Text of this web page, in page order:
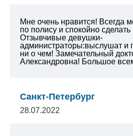
Мне очень нравится! Всегда
по полису и спокойно
Отзывчивые девушки-
администраторы:выслушат и
ни о чем! Замечательный
Александровна! Большое
Санкт-Петербург
28.07.2022